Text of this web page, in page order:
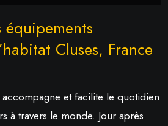
équipements
Cluses, France
et facilite le quotidien
à travers le monde. Jour après